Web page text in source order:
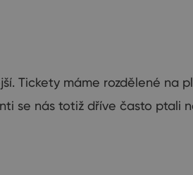
Tickety máme rozdělené na
se nás totiž dříve často ptali